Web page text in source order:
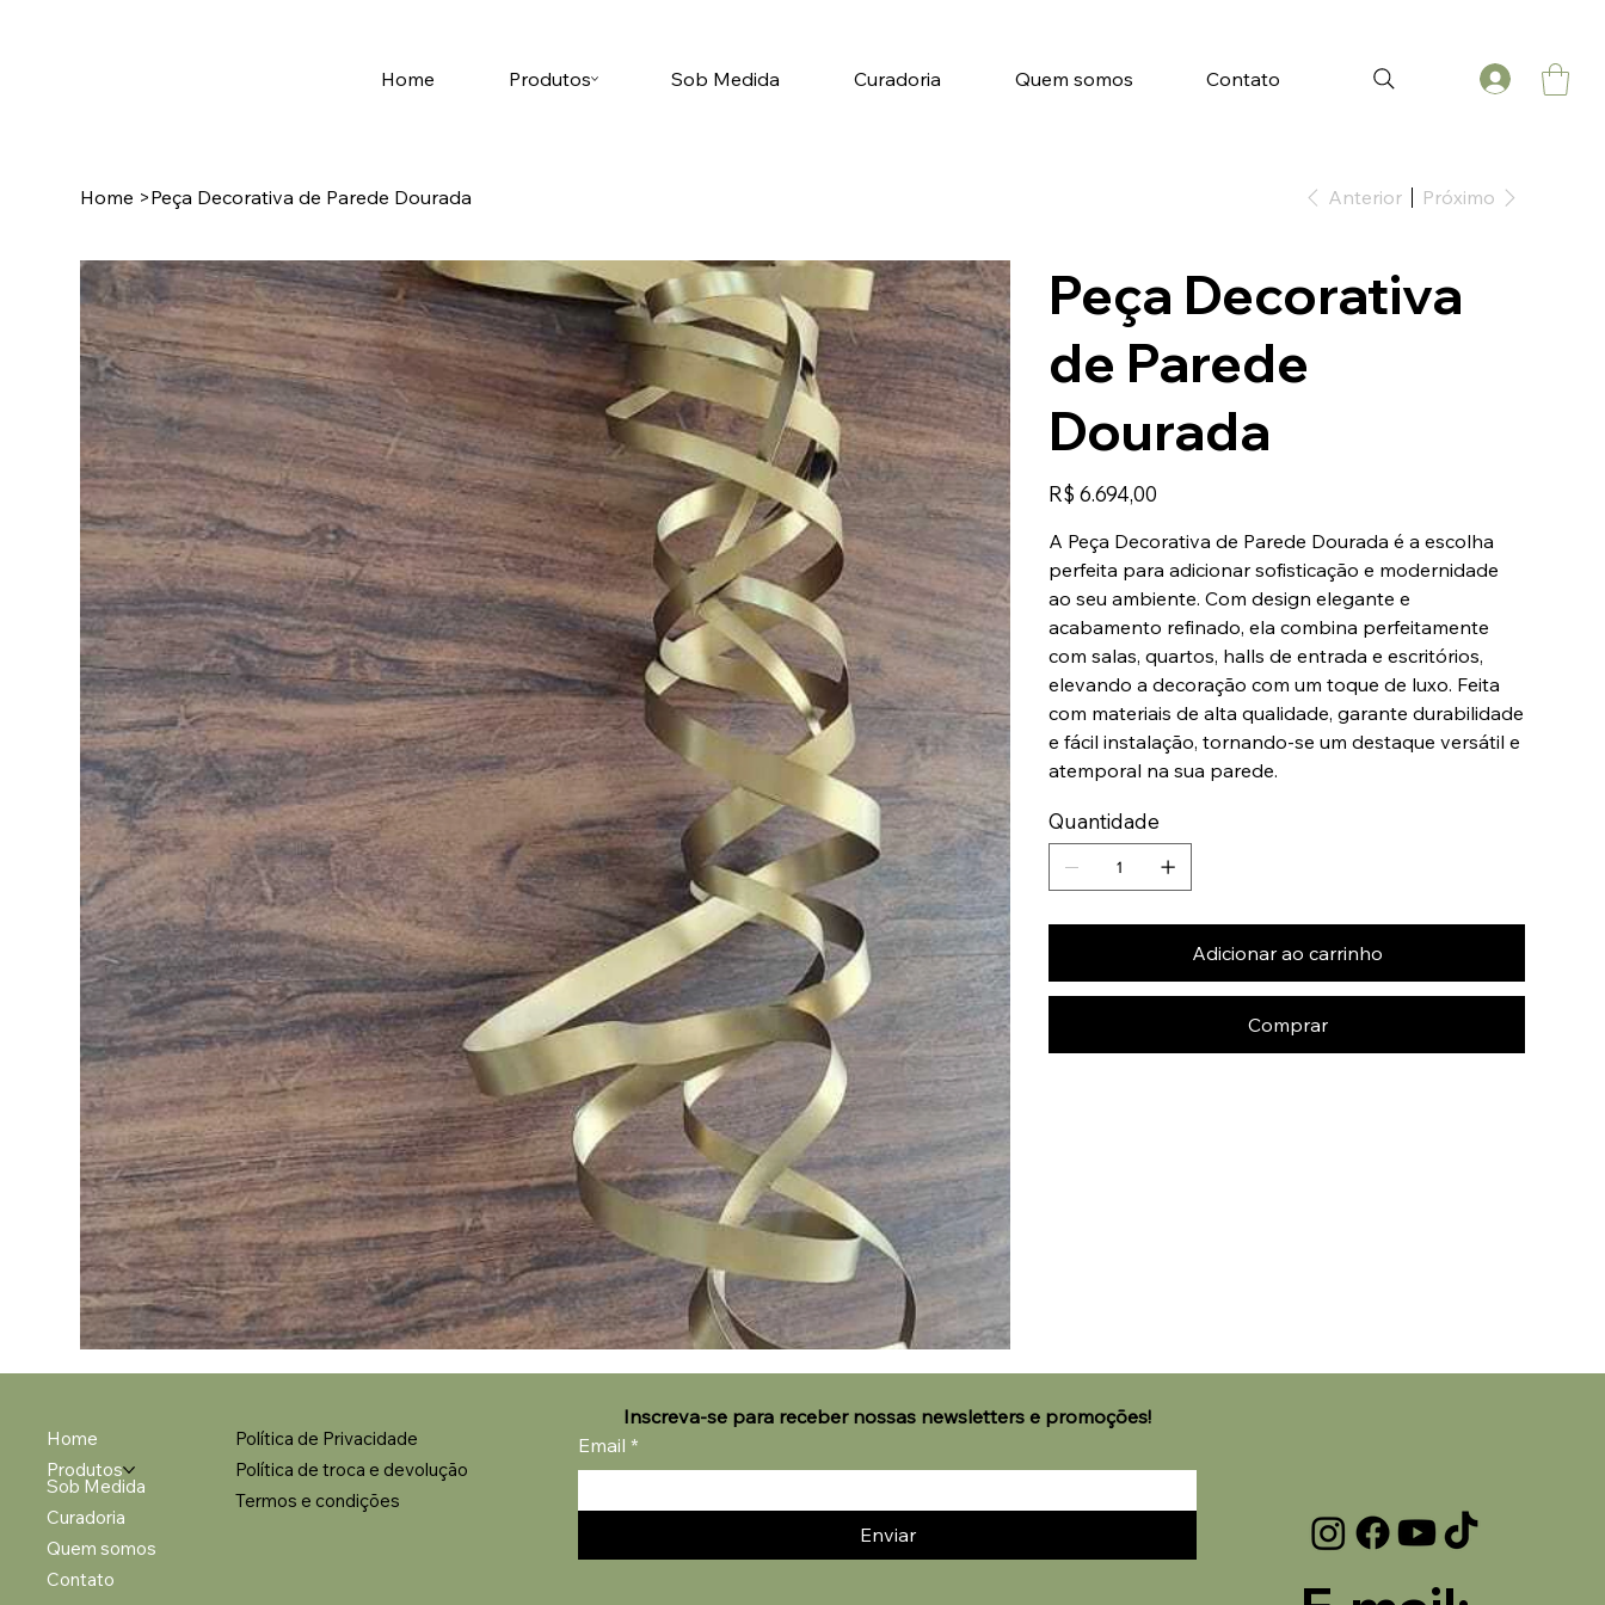
Tell us, how can we solve your issue?
Tap to chat
Home Produtos Sob Medida Curadoria Quem somos Contato
Home >Peça Decorativa de Parede Dourada Anterior Próximo
Peça Decorativa
de Parede
Dourada
Preço
R$ 6.694,00
A Peça Decorativa de Parede Dourada é a escolha
perfeita para adicionar sofisticação e modernidade
ao seu ambiente. Com design elegante e
acabamento refinado, ela combina perfeitamente
com salas, quartos, halls de entrada e escritórios,
elevando a decoração com um toque de luxo. Feita
com materiais de alta qualidade, garante durabilidade
e fácil instalação, tornando-se um destaque versátil e
atemporal na sua parede.
Quantidade
Adicionar ao carrinho
Comprar
Home
Produtos
Sob Medida
Curadoria
Quem somos
Contato
Política de Privacidade
Política de troca e devolução
Termos e condições
Inscreva-se para receber nossas newsletters e promoções!
Email *
Enviar